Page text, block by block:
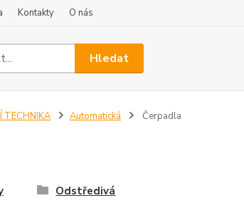
Kontakty O nás
Hledat
TECHNIKA Automatická Čerpadla
Odstředivá